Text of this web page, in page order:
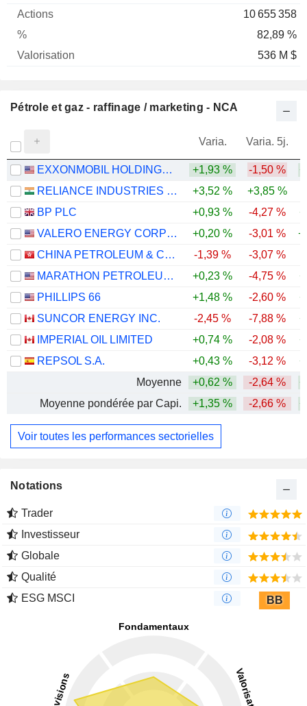
10 655 358
82,89 %
536 M $
Pétrole et gaz - raffinage / marketing - NCA
Varia. Varia. 5j.
EXXONMOBIL HOLDINGS CORPORATION +1,93 % -1,50 %
RELIANCE INDUSTRIES LTD
+3,52 % +3,85 %
BP PLC
+0,93 % -4,27 %
VALERO ENERGY CORPORATION
+0,20 % -3,01 %
CHINA PETROLEUM & CHEMICAL CORPORATION
-1,39 % -3,07 %
MARATHON PETROLEUM CORPORATION
+0,23 % -4,75 %
PHILLIPS 66
+1,48 % -2,60 %
SUNCOR ENERGY INC.
-2,45 % -7,88 %
IMPERIAL OIL LIMITED
+0,74 % -2,08 %
REPSOL S.A.
+0,43 % -3,12 %
Moyenne
+0,62 % -2,64 %
Moyenne pondérée par Capi.
+1,35 % -2,66 %
Voir toutes les performances sectorielles
Notations
Trader
Investisseur
Globale
Qualité
ESG MSCI
BB